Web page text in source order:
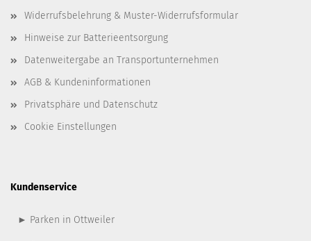
Widerrufsbelehrung & Muster-Widerrufsformular
Hinweise zur Batterieentsorgung
Datenweitergabe an Transportunternehmen
AGB & Kundeninformationen
Privatsphäre und Datenschutz
Cookie Einstellungen
Kundenservice
► Parken in Ottweiler